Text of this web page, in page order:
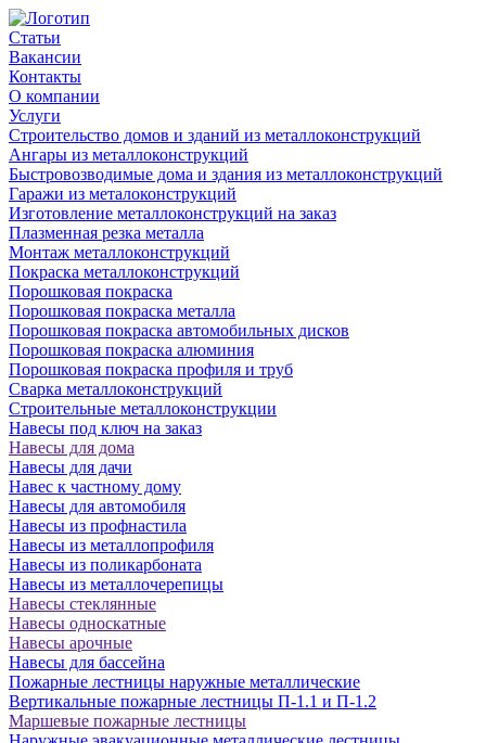
Статьи
Вакансии
Контакты
О компании
Услуги
Строительство домов и зданий из металлоконструкций
Ангары из металлоконструкций
Быстровозводимые дома и здания из металлоконструкций
Гаражи из металоконструкций
Изготовление металлоконструкций на заказ
Плазменная резка металла
Монтаж металлоконструкций
Покраска металлоконструкций
Порошковая покраска
Порошковая покраска металла
Порошковая покраска автомобильных дисков
Порошковая покраска алюминия
Порошковая покраска профиля и труб
Сварка металлоконструкций
Строительные металлоконструкции
Навесы под ключ на заказ
Навесы для дома
Навесы для дачи
Навес к частному дому
Навесы для автомобиля
Навесы из профнастила
Навесы из металлопрофиля
Навесы из поликарбоната
Навесы из металлочерепицы
Навесы стеклянные
Навесы односкатные
Навесы арочные
Навесы для бассейна
Пожарные лестницы наружные металлические
Вертикальные пожарные лестницы П-1.1 и П-1.2
Маршевые пожарные лестницы